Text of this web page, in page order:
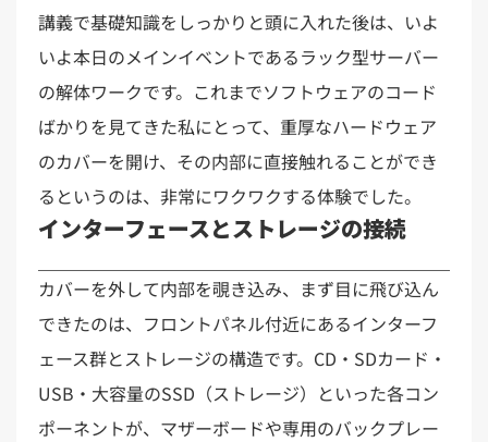
講義で基礎知識をしっかりと頭に入れた後は、いよ
いよ本日のメインイベントであるラック型サーバー
の解体ワークです。これまでソフトウェアのコード
ばかりを見てきた私にとって、重厚なハードウェア
のカバーを開け、その内部に直接触れることができ
るというのは、非常にワクワクする体験でした。
インターフェースとストレージの接続
カバーを外して内部を覗き込み、まず目に飛び込ん
できたのは、フロントパネル付近にあるインターフ
ェース群とストレージの構造です。CD・SDカード・
USB・大容量のSSD（ストレージ）といった各コン
ポーネントが、マザーボードや専用のバックプレー